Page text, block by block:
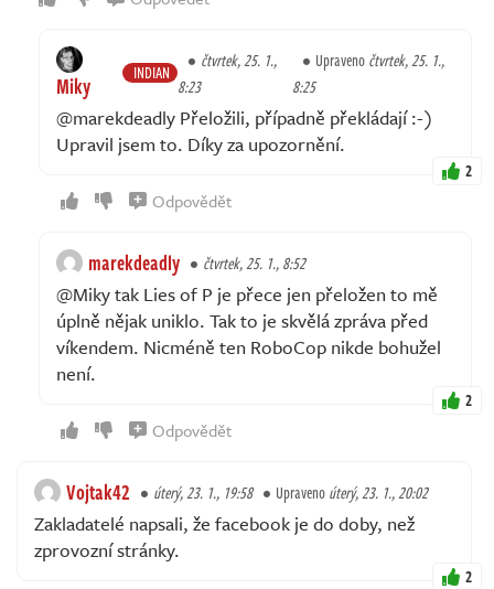
Miky INDIAN
čtvrtek, 25. 1.,
8:23
Upravenočtvrtek, 25. 1.,
8:25
@marekdeadly Přeložili, případně překládají :-)
Upravil jsem to. Díky za upozornění.
2
Odpovědět
marekdeadly čtvrtek, 25. 1., 8:52
@Miky tak Lies of P je přece jen přeložen to mě
úplně nějak uniklo. Tak to je skvělá zpráva před
víkendem. Nicméně ten RoboCop nikde bohužel
není.
2
Odpovědět
Vojtak42 úterý, 23. 1., 19:58 Upravenoúterý, 23. 1., 20:02
Zakladatelé napsali, že facebook je do doby, než
zprovozní stránky.
2